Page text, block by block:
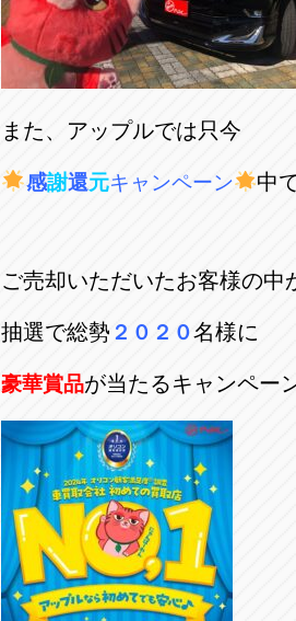
また、アップルでは只今
感謝還元キャンペーン 中
ご売却いただいたお客様の中
抽選で総勢 ２０２０名様に
豪華賞品が当たるキャンペー